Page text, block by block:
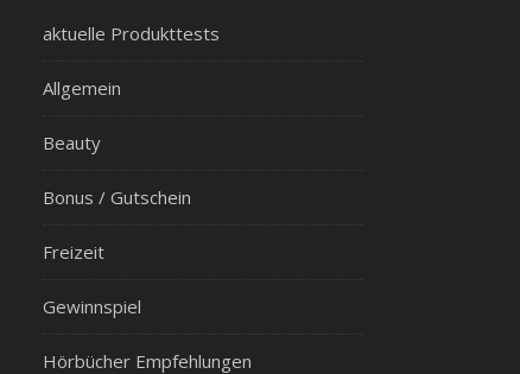
aktuelle Produkttests
Allgemein
Beauty
Bonus / Gutschein
Freizeit
Gewinnspiel
Hörbücher Empfehlungen